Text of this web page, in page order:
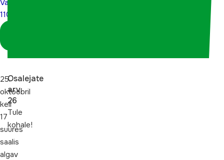
Valgre
110”
25.
oktoobril
kell
17
suures
saalis
algav
Osalejate
arv:
26
Tule
kohale!